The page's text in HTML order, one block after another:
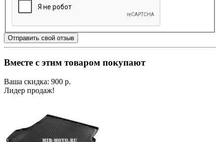
Отправить свой отзыв
Вместе с этим товаром покупают
Ваша скидка: 900 р.
Лидер продаж!